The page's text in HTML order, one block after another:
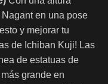
en una pose
y mejorar tu
de Ichiban Kuji! Las
de estatuas de
grande en